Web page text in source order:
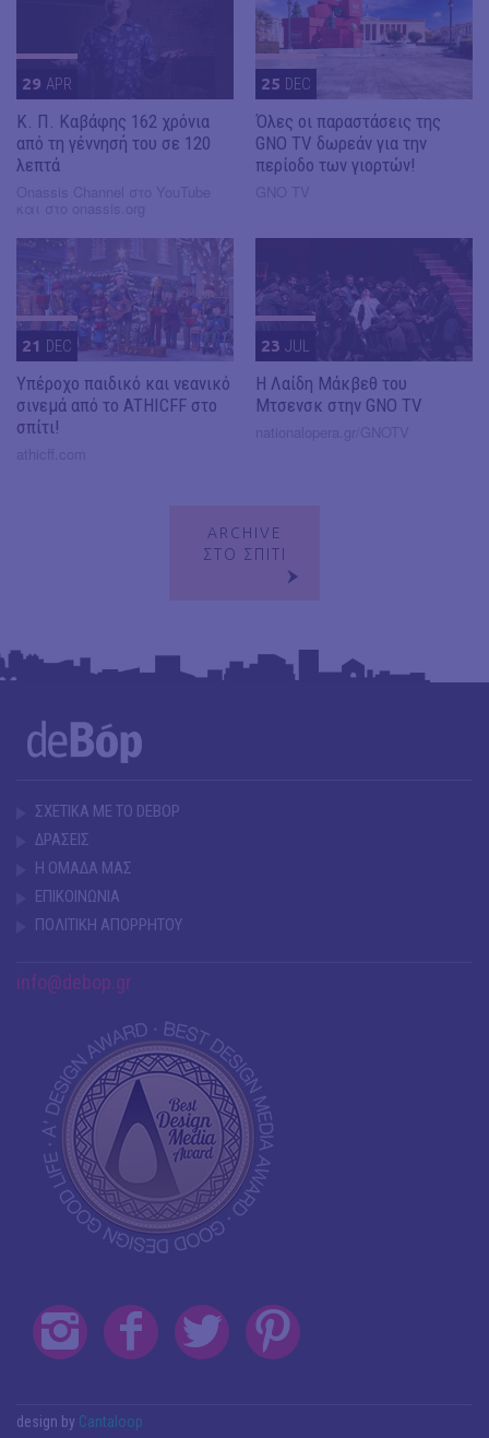
29 APR
Κ. Π. Καβάφης 162 χρόνια
από τη γέννησή του σε 120
λεπτά
25 DEC
Όλες οι παραστάσεις της
GNO TV δωρεάν για την
περίοδο των γιορτών!
21 DEC
Υπέροχο παιδικό και νεανικό
σινεμά από το ATHICFF στο
σπίτι!
23 JUL
Η Λαίδη Μάκβεθ του
Μτσενσκ στην GNO TV
ARCHIVE
ΣΤΟ ΣΠΙΤΙ
ΣΧΕΤΙΚΑ ΜΕ ΤΟ DEBOP
ΔΡΑΣΕΙΣ
Η ΟΜΑΔΑ ΜΑΣ
ΕΠΙΚΟΙΝΩΝΙΑ
ΠΟΛΙΤΙΚΗ ΑΠΟΡΡΗΤΟΥ
info@debop.gr
design by Cantaloop